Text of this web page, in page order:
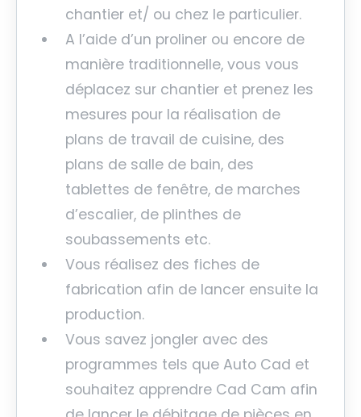
chantier et/ ou chez le particulier.
A l’aide d’un proliner ou encore de
manière traditionnelle, vous vous
déplacez sur chantier et prenez les
mesures pour la réalisation de
plans de travail de cuisine, des
plans de salle de bain, des
tablettes de fenêtre, de marches
d’escalier, de plinthes de
soubassements etc.
Vous réalisez des fiches de
fabrication afin de lancer ensuite la
production.
Vous savez jongler avec des
programmes tels que Auto Cad et
souhaitez apprendre Cad Cam afin